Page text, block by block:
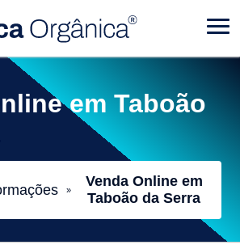
em Taboão
»
Venda Online em
Taboão da Serra